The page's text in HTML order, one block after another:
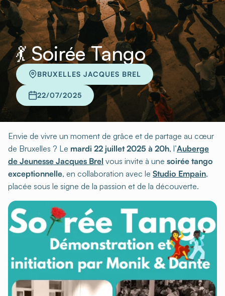
💃 Soirée Tango
BRUXELLES JACQUES BREL
22/07/2025
Envie de vivre un moment de grâce et de partage au cœur
de Bruxelles ? Le mardi 22 juillet 2025 à 20h, l’Auberge
de Jeunesse Jacques Brel vous invite à une soirée tango
exceptionnelle, en collaboration avec le Studio Empain,
placée sous le signe de la passion et de la découverte.